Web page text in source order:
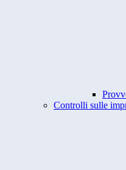
Controlli sulle